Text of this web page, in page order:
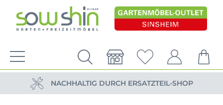
PERSÖNLICHE BERATUNG
NACHHALTIG DURCH ERSATZTEIL-SHOP